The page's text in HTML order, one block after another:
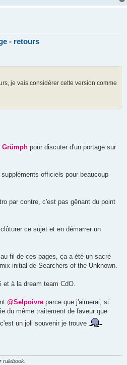
- retours
je vais considérer cette version comme
Grümph pour discuter d'un portage sur
officiels pour beaucoup
par contre, c'est pas gênant du point
ce sujet et en démarrer un
fil de ces pages, ça a été un sacré
initial de Searchers of the Unknown.
à la dream team CdO.
@Selpoivre parce que j'aimerai, si
du même traitement de faveur que
un joli souvenir je trouve
rulebook.